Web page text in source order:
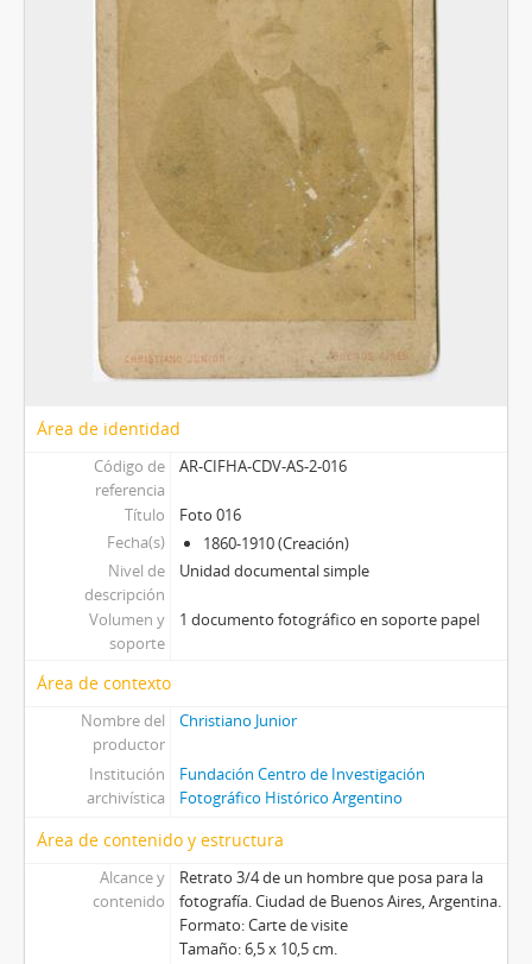
[Unidad documental simple] Foto 033, 1860-1910
[Unidad documental simple] Foto 034, 1860-1910
[Unidad documental simple] Foto 035, 1860-1910
[Unidad documental simple] Foto 036, 1860-1910
[Unidad documental simple] Foto 037, 1860-1910
[Unidad documental simple] Foto 038, 1860-1910
[Unidad documental simple] Foto 039, 1860-1910
[Unidad documental simple] Foto 040, 1860-1910
[Unidad documental simple] Foto 041, 1860-1910
[Unidad documental simple] Foto 042, 1860-1910
[Unidad documental simple] Foto 043, 1860-1910
[Unidad documental simple] Foto 044, 1860-1910
[Unidad documental simple] Foto 045, 1860-1910
[Unidad documental simple] Foto 046, 1860-1910
[Unidad documental simple] Foto 048, 1860-1910
[Unidad documental simple] Foto 049, 1860-1910
[Unidad documental simple] Foto 051, 1860-1910
[Unidad documental simple] Foto 052, 1860-1910
[Unidad documental simple] Foto 053, 1860-1910
[Unidad documental simple] Foto 054, 1860-1910
[Unidad documental simple] Foto 058, 1860-1910
[Unidad documental simple] Foto 060, 1860-1910
[Unidad documental simple] Foto 061, 1860-1910
[Unidad documental simple] Foto 062, 1860-1910
[Unidad documental simple] Foto 063, 1860-1910
[Unidad documental simple] Foto 064, 1860-1910
[Unidad documental simple] Foto 065, 1860-1910
[Unidad documental simple] Foto 066, 1860-1910
Área de identidad
Código de
referencia
AR-CIFHA-CDV-AS-2-016
Título
Foto 016
Fecha(s)
1860-1910 (Creación)
Nivel de
descripción
Unidad documental simple
Volumen y
soporte
1 documento fotográfico en soporte papel
Área de contexto
Nombre del
productor
Christiano Junior
Institución
archivística
Fundación Centro de Investigación
Fotográfico Histórico Argentino
Área de contenido y estructura
Alcance y
contenido
Retrato 3/4 de un hombre que posa para la
fotografía. Ciudad de Buenos Aires, Argentina.
Formato: Carte de visite
Tamaño: 6,5 x 10,5 cm.